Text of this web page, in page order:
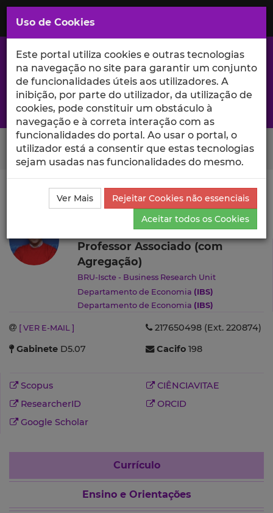
Saltar
para
Conteúdo
Principal
A excelência da investigação e ciência no Iscte
Search Button
Ciência_Iscte Autores Nuno Crespo Currículo
Nuno Crespo
Professor Associado (com
Agregação)
BRU-Iscte - Business Research Unit
Departamento de Economia (IBS)
Departamento de Economia (IBS)
[ VER E-MAIL ]
217650498 (Ext. 220874)
Gabinete D5.07 Cacifo 198
Scopus
CIÊNCIAVITAE
ResearcherID
ORCID
Google Scholar
Currículo
Ensino e Orientações
Uso de Cookies
Este portal utiliza cookies e outras tecnologias
na navegação no site para garantir um conjunto
de funcionalidades úteis aos utilizadores. A
inibição, por parte do utilizador, da utilização de
cookies, pode constituir um obstáculo à
navegação e à correta interação com as
funcionalidades do portal. Ao usar o portal, o
utilizador está a consentir que estas tecnologias
sejam usadas nas funcionalidades do mesmo.
Ver Mais
Rejeitar Cookies não essenciais
Aceitar todos os Cookies